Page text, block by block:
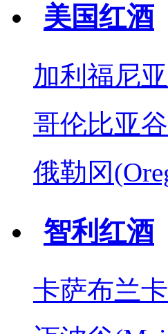
美国红酒
加利福尼
哥伦比亚
俄勒冈
智利红酒
卡萨布兰卡